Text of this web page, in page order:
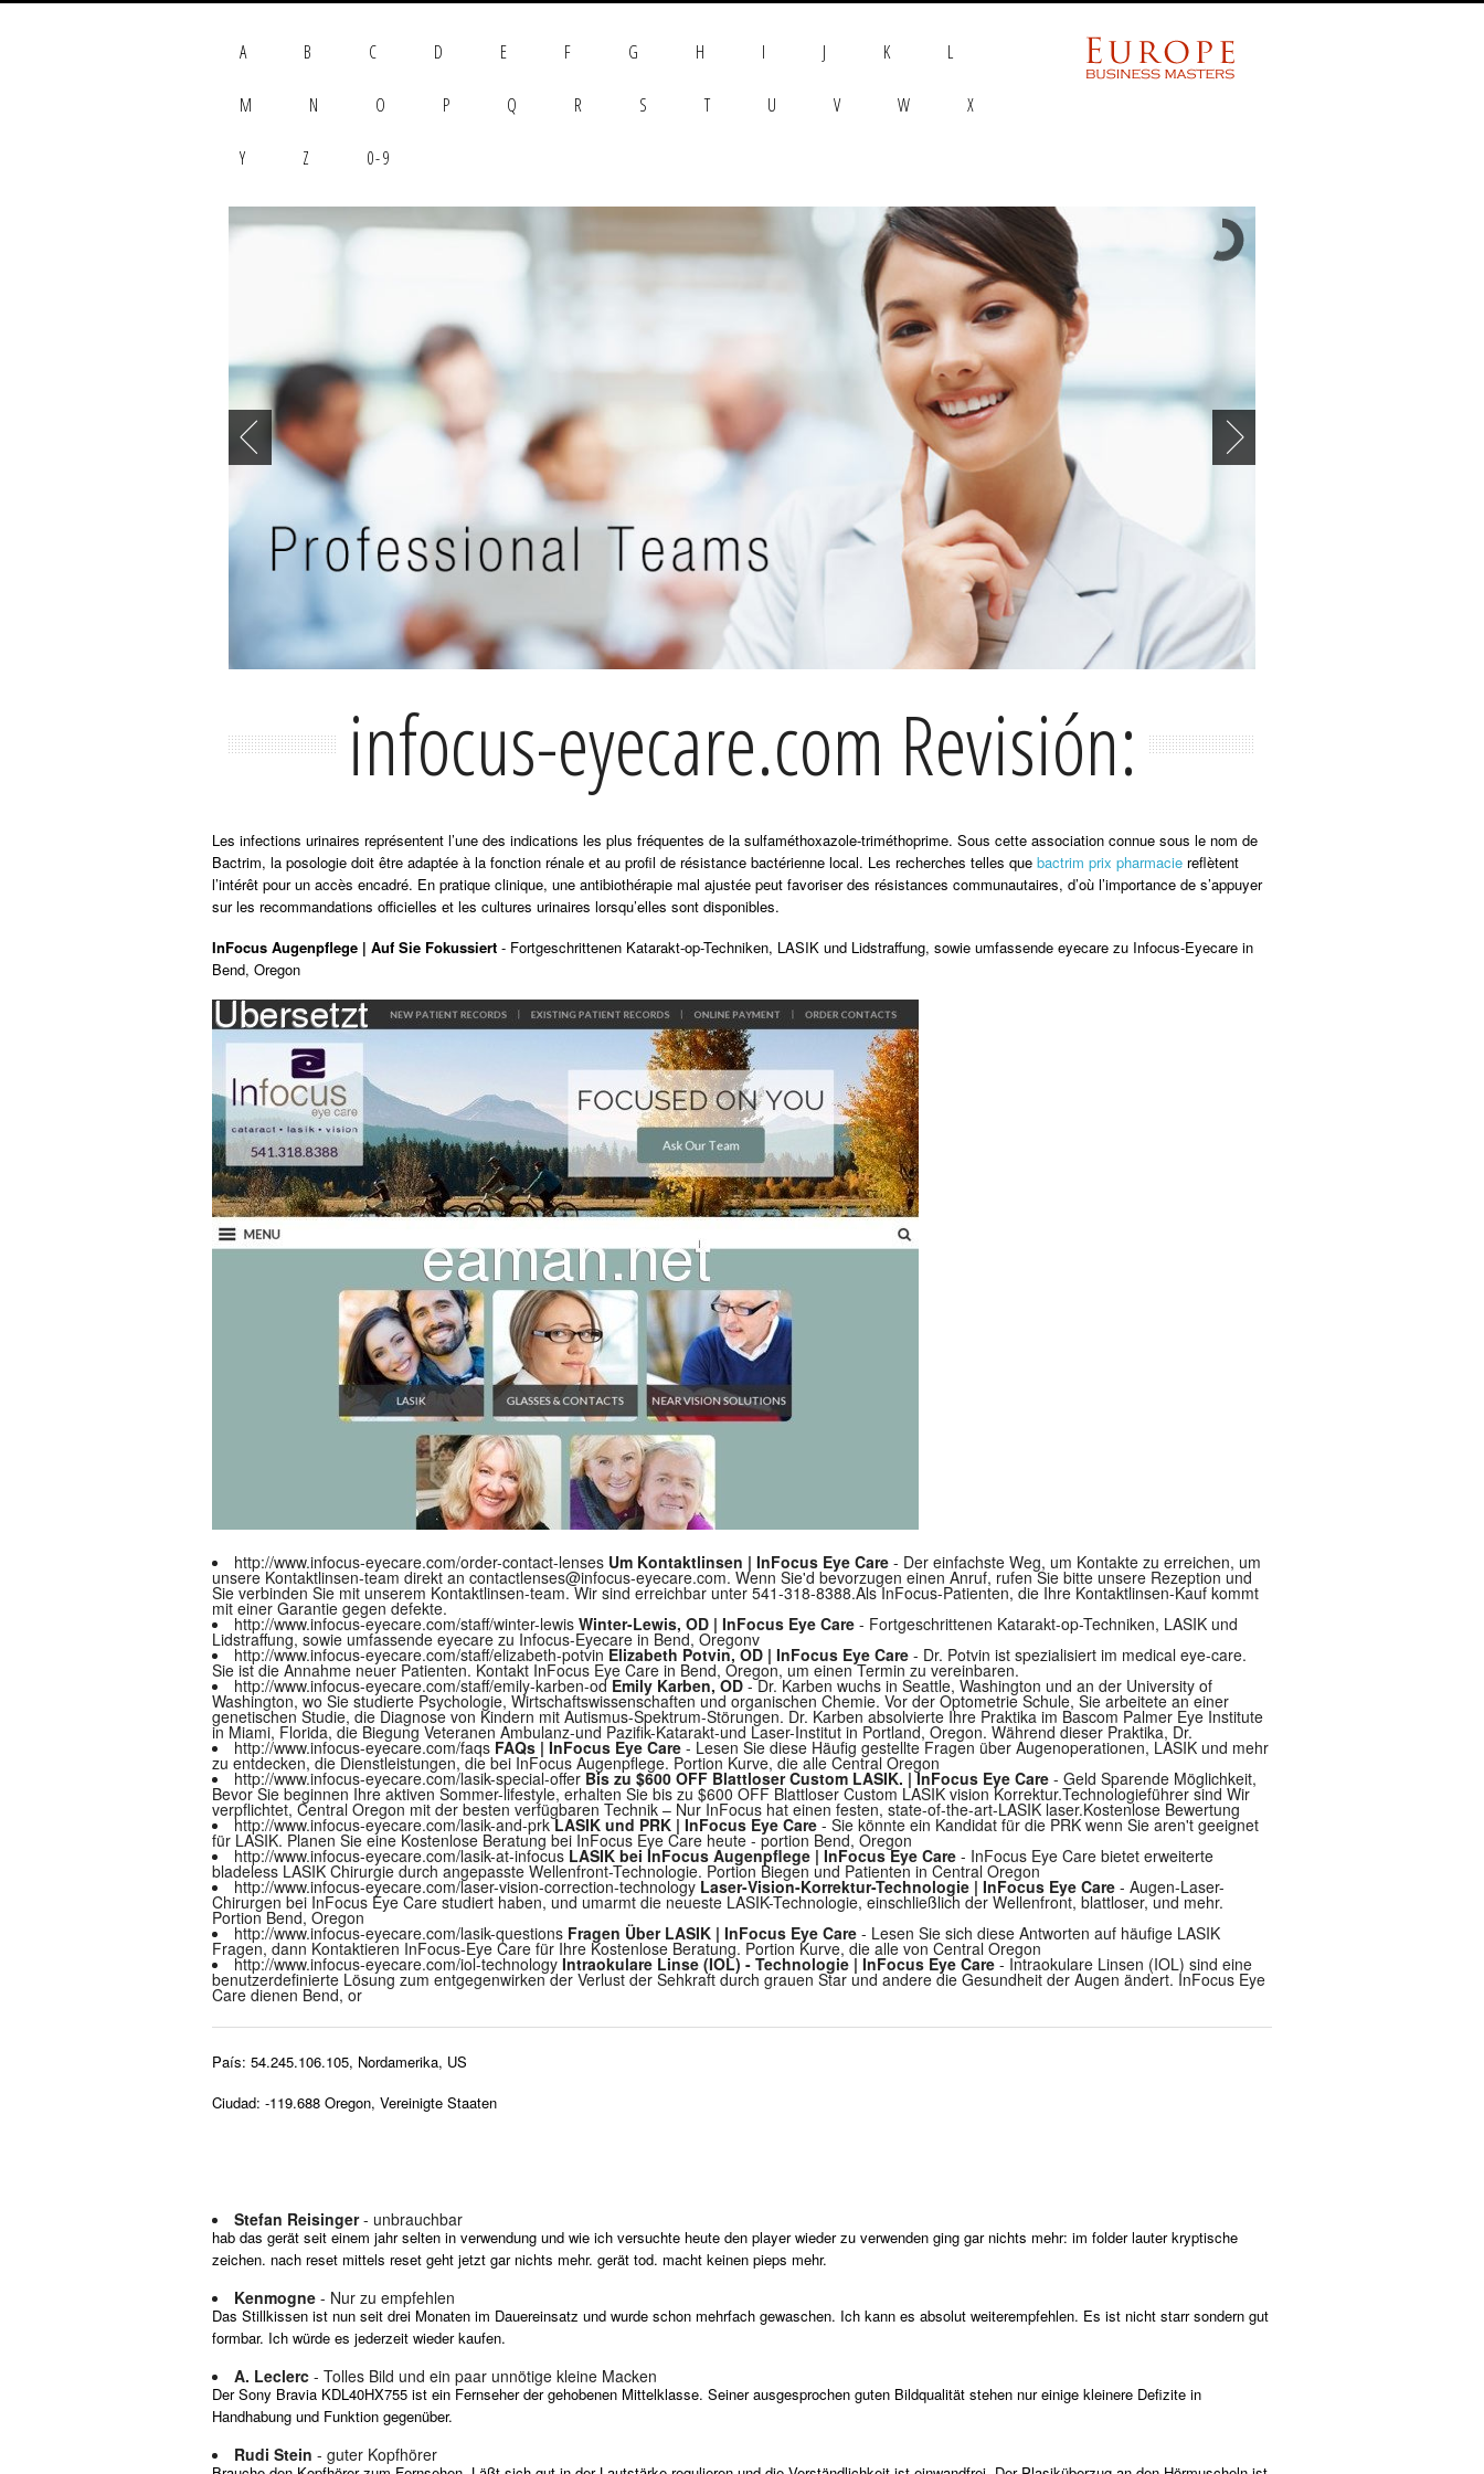
A B C D E F G H I J K L
M N O P Q R S T U V W X
Y Z 0-9
infocus-eyecare.com Revisión:
Les infections urinaires représentent l’une des indications les plus fréquentes de la sulfaméthoxazole-triméthoprime. Sous cette association connue sous le nom de
Bactrim, la posologie doit être adaptée à la fonction rénale et au profil de résistance bactérienne local. Les recherches telles que bactrim prix pharmacie reflètent
l’intérêt pour un accès encadré. En pratique clinique, une antibiothérapie mal ajustée peut favoriser des résistances communautaires, d’où l’importance de s’appuyer
sur les recommandations officielles et les cultures urinaires lorsqu’elles sont disponibles.
InFocus Augenpflege | Auf Sie Fokussiert - Fortgeschrittenen Katarakt-op-Techniken, LASIK und Lidstraffung, sowie umfassende eyecare zu Infocus-Eyecare in
Bend, Oregon
http://www.infocus-eyecare.com/order-contact-lenses Um Kontaktlinsen | InFocus Eye Care - Der einfachste Weg, um Kontakte zu erreichen, um
unsere Kontaktlinsen-team direkt an contactlenses@infocus-eyecare.com. Wenn Sie'd bevorzugen einen Anruf, rufen Sie bitte unsere Rezeption und
Sie verbinden Sie mit unserem Kontaktlinsen-team. Wir sind erreichbar unter 541-318-8388.Als InFocus-Patienten, die Ihre Kontaktlinsen-Kauf kommt
mit einer Garantie gegen defekte.
http://www.infocus-eyecare.com/staff/winter-lewis Winter-Lewis, OD | InFocus Eye Care - Fortgeschrittenen Katarakt-op-Techniken, LASIK und
Lidstraffung, sowie umfassende eyecare zu Infocus-Eyecare in Bend, Oregonv
http://www.infocus-eyecare.com/staff/elizabeth-potvin Elizabeth Potvin, OD | InFocus Eye Care - Dr. Potvin ist spezialisiert im medical eye-care.
Sie ist die Annahme neuer Patienten. Kontakt InFocus Eye Care in Bend, Oregon, um einen Termin zu vereinbaren.
http://www.infocus-eyecare.com/staff/emily-karben-od Emily Karben, OD - Dr. Karben wuchs in Seattle, Washington und an der University of
Washington, wo Sie studierte Psychologie, Wirtschaftswissenschaften und organischen Chemie. Vor der Optometrie Schule, Sie arbeitete an einer
genetischen Studie, die Diagnose von Kindern mit Autismus-Spektrum-Störungen. Dr. Karben absolvierte Ihre Praktika im Bascom Palmer Eye Institute
in Miami, Florida, die Biegung Veteranen Ambulanz-und Pazifik-Katarakt-und Laser-Institut in Portland, Oregon. Während dieser Praktika, Dr.
http://www.infocus-eyecare.com/faqs FAQs | InFocus Eye Care - Lesen Sie diese Häufig gestellte Fragen über Augenoperationen, LASIK und mehr
zu entdecken, die Dienstleistungen, die bei InFocus Augenpflege. Portion Kurve, die alle Central Oregon
http://www.infocus-eyecare.com/lasik-special-offer Bis zu $600 OFF Blattloser Custom LASIK. | InFocus Eye Care - Geld Sparende Möglichkeit,
Bevor Sie beginnen Ihre aktiven Sommer-lifestyle, erhalten Sie bis zu $600 OFF Blattloser Custom LASIK vision Korrektur.Technologieführer sind Wir
verpflichtet, Central Oregon mit der besten verfügbaren Technik – Nur InFocus hat einen festen, state-of-the-art-LASIK laser.Kostenlose Bewertung
http://www.infocus-eyecare.com/lasik-and-prkLASIK und PRK | InFocus Eye Care - Sie könnte ein Kandidat für die PRK wenn Sie aren't geeignet
für LASIK. Planen Sie eine Kostenlose Beratung bei InFocus Eye Care heute - portion Bend, Oregon
http://www.infocus-eyecare.com/lasik-at-infocus LASIK bei InFocus Augenpflege | InFocus Eye Care - InFocus Eye Care bietet erweiterte
bladeless LASIK Chirurgie durch angepasste Wellenfront-Technologie. Portion Biegen und Patienten in Central Oregon
http://www.infocus-eyecare.com/laser-vision-correction-technology Laser-Vision-Korrektur-Technologie | InFocus Eye Care - Augen-Laser-
Chirurgen bei InFocus Eye Care studiert haben, und umarmt die neueste LASIK-Technologie, einschließlich der Wellenfront, blattloser, und mehr.
Portion Bend, Oregon
http://www.infocus-eyecare.com/lasik-questions Fragen Über LASIK | InFocus Eye Care - Lesen Sie sich diese Antworten auf häufige LASIK
Fragen, dann Kontaktieren InFocus-Eye Care für Ihre Kostenlose Beratung. Portion Kurve, die alle von Central Oregon
http://www.infocus-eyecare.com/iol-technology Intraokulare Linse (IOL) - Technologie | InFocus Eye Care - Intraokulare Linsen (IOL) sind eine
benutzerdefinierte Lösung zum entgegenwirken der Verlust der Sehkraft durch grauen Star und andere die Gesundheit der Augen ändert. InFocus Eye
Care dienen Bend, or
País: 54.245.106.105, Nordamerika, US
Ciudad: -119.688 Oregon, Vereinigte Staaten
Stefan Reisinger- unbrauchbar
hab das gerät seit einem jahr selten in verwendung und wie ich versuchte heute den player wieder zu verwenden ging gar nichts mehr: im folder lauter kryptische
zeichen. nach reset mittels reset geht jetzt gar nichts mehr. gerät tod. macht keinen pieps mehr.
Kenmogne - Nur zu empfehlen
Das Stillkissen ist nun seit drei Monaten im Dauereinsatz und wurde schon mehrfach gewaschen. Ich kann es absolut weiterempfehlen. Es ist nicht starr sondern gut
formbar. Ich würde es jederzeit wieder kaufen.
A. Leclerc - Tolles Bild und ein paar unnötige kleine Macken
Der Sony Bravia KDL40HX755 ist ein Fernseher der gehobenen Mittelklasse. Seiner ausgesprochen guten Bildqualität stehen nur einige kleinere Defizite in
Handhabung und Funktion gegenüber.
Rudi Stein - guter Kopfhörer